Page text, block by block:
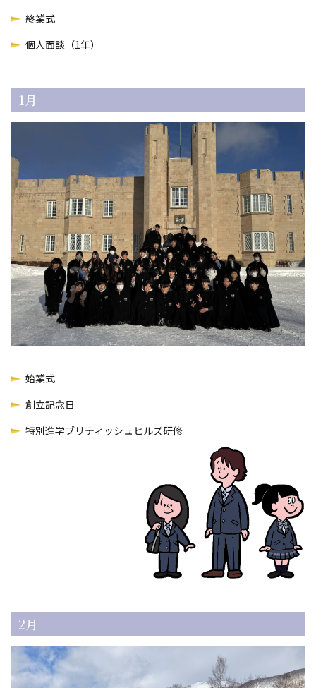
終業式
個人面談（1年）
1月
始業式
創立記念日
特別進学ブリティッシュヒルズ研修
2月